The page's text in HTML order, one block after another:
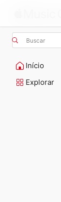
Buscar
Início
Explorar